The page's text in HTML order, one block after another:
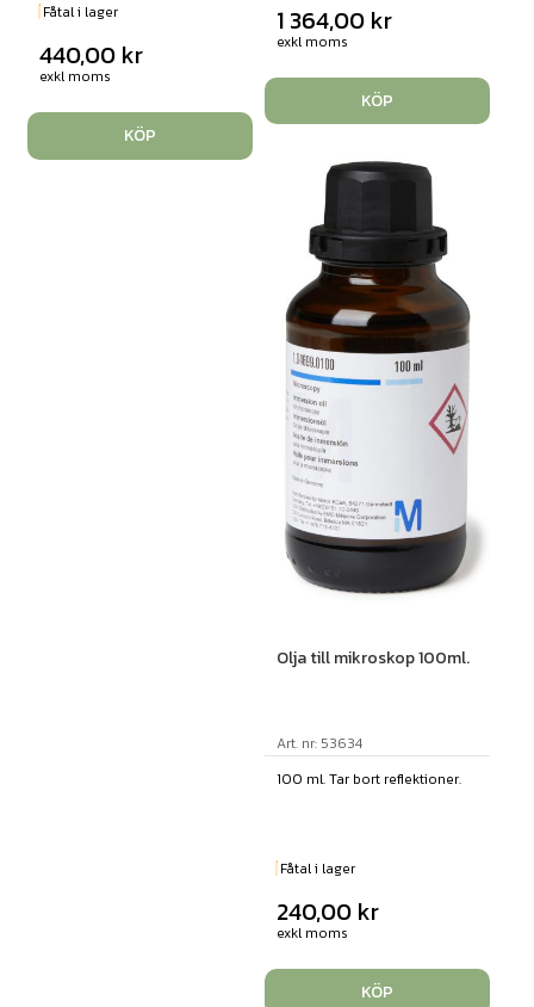
Fåtal i lager
440,00 kr
exkl moms
KÖP
1 364,00 kr
exkl moms
KÖP
Olja till mikroskop 100ml.
Art. nr: 53634
100 ml. Tar bort reflektioner.
Fåtal i lager
240,00 kr
exkl moms
KÖP